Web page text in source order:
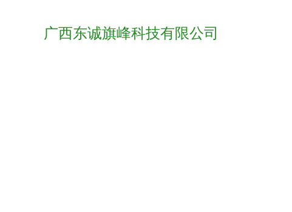
广西东诚旗峰科技有限公司